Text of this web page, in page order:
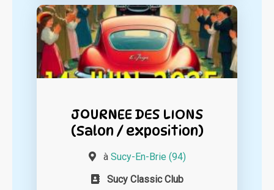
JOURNEE DES LIONS
(Salon / exposition)
à Sucy-En-Brie (94)
Sucy Classic Club